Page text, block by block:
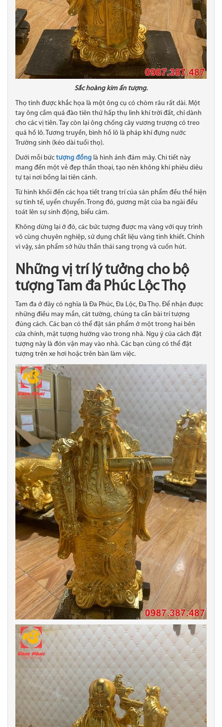
Sắc hoàng kim ấn tượng.
Thọ tinh được khắc họa là một ông cụ có chòm râu rất dài. Một
tay ông cầm quả đào tiên thứ hấp thụ linh khí trời đất, chỉ dành
cho các vị tiên. Tay còn lại ông chống cây vương trượng có treo
quả hồ lô. Tương truyền, bình hồ lô là pháp khí đựng nước
Trường sinh (kéo dài tuổi thọ).
Dưới mỗi bức tượng đồng là hình ảnh đám mây. Chi tiết này
mang đến một vẻ đẹp thần thoại, tạo nên không khí phiêu diêu
tự tại nơi bồng lai tiên cảnh.
Từ hình khối đến các họa tiết trang trí của sản phẩm đều thể hiện
sự tinh tế, uyển chuyển. Trong đó, gương mặt của ba ngài đều
toát lên sự sinh động, biểu cảm.
Không dừng lại ở đó, các bức tượng được mạ vàng với quy trình
vô cùng chuyên nghiệp, sử dụng chất liệu vàng tinh khiết. Chính
vì vậy, sản phẩm sở hữu thần thái sang trọng và cuốn hút.
Những vị trí lý tưởng cho bộ
tượng Tam đa Phúc Lộc Thọ
Tam đa ở đây có nghĩa là Đa Phúc, Đa Lộc, Đa Thọ. Để nhận được
những điều may mắn, cát tường, chúng ta cần bài trí tượng
đúng cách. Các bạn có thể đặt sản phẩm ở một trong hai bên
cửa chính, mặt tượng hướng vào trong nhà. Ngụ ý của cách đặt
tượng này là đón vận may vào nhà. Các bạn cũng có thể đặt
tượng trên xe hơi hoặc trên bàn làm việc.